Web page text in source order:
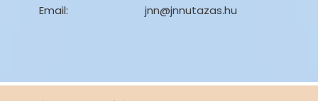
Email:
jnn@jnnutazas.hu